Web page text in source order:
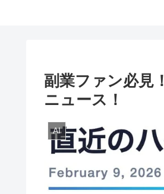
副業ファン必見
ニュース！
AI